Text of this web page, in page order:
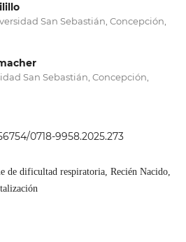
San Sebastián, Concepción,
San Sebastián, Concepción,
0718-9958.2025.273
de dificultad respiratoria, Recién Nacido,